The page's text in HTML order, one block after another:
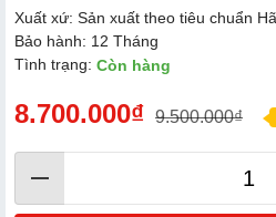
Xuất xứ: Sản xuất theo tiêu chuẩn
Bảo hành: 12 Tháng
Tình trạng: Còn hàng
8.700.000₫ 9.500.000₫